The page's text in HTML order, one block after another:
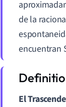
de la
encuentran
El